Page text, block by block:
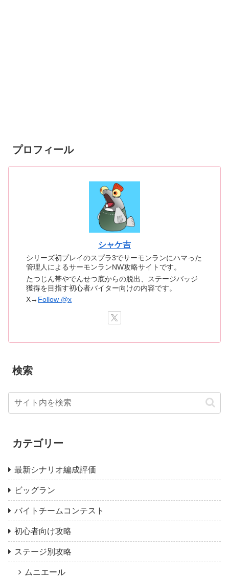
プロフィール
シャケ吉
シリーズ初プレイのスプラ3でサーモンランにハマった
管理人によるサーモンランNW攻略サイトです。
たつじん帯やでんせつ底からの脱出、ステージバッジ
獲得を目指す初心者バイター向けの内容です。
X→ Follow @x
検索
カテゴリー
最新シナリオ編成評価
ビッグラン
バイトチームコンテスト
初心者向け攻略
ステージ別攻略
ムニエール